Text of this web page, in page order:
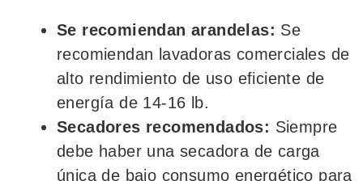
Se recomiendan arandelas: Se
recomiendan lavadoras comerciales de
alto rendimiento de uso eficiente de
energía de 14-16 lb.
Secadores recomendados: Siempre
debe haber una secadora de carga
única de bajo consumo energético para